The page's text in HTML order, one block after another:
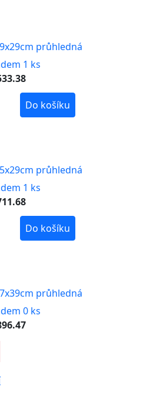
průhledná
1 ks
Do košíku
průhledná
1 ks
Do košíku
průhledná
0 ks